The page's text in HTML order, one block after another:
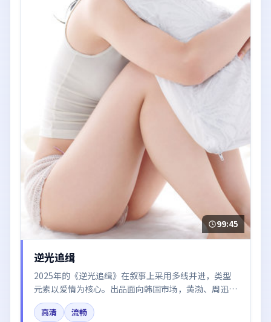
99:45
逆光追缉
2025年的《逆光追缉》在叙事上采用多线并进，类型
元素以爱情为核心。出品面向韩国市场，黄渤、周迅、
杨幂、张译所饰角色推动关键反转，结尾留白引发讨
论。
高清
流畅